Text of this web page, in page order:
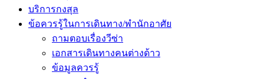
บริการกงสุล
ข้อควรรู้ในการเดินทาง/พำนักอาศัย
ถามตอบเรื่องวีซ่า
เอกสารเดินทางคนต่างด้าว
ข้อมูลควรรู้